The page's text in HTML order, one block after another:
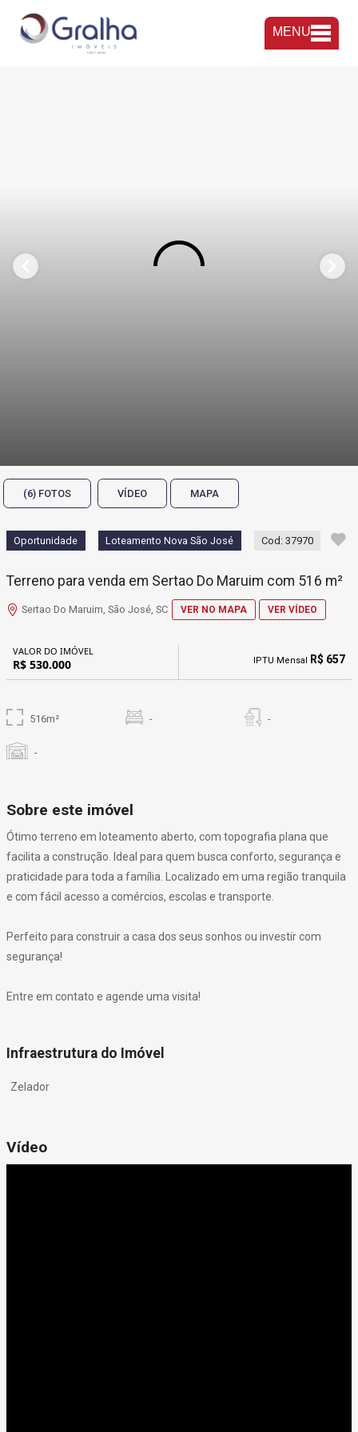
MENU
(6) FOTOS VÍDEO MAPA
Oportunidade Loteamento Nova São José Cod: 37970
Terreno para venda em Sertao Do Maruim com 516 m²
Sertao Do Maruim, São José, SC VER NO MAPA VER VÍDEO
VALOR DO IMÓVEL
R$ 530.000 IPTU Mensal R$ 657
516m² - -
-
Sobre este imóvel
Ótimo terreno em loteamento aberto, com topografia plana que
facilita a construção. Ideal para quem busca conforto, segurança e
praticidade para toda a família. Localizado em uma região tranquila
e com fácil acesso a comércios, escolas e transporte.
Perfeito para construir a casa dos seus sonhos ou investir com
segurança!
Entre em contato e agende uma visita!
Infraestrutura do Imóvel
Zelador
Vídeo